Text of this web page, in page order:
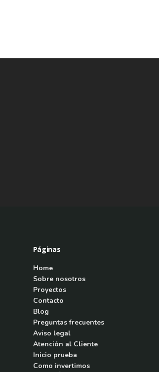
Páginas
Home
Sobre nosotros
Proyectos
Contacto
Blog
Preguntas frecuentes
Aviso legal
Atención al Cliente
Inicio prueba
Como invertimos